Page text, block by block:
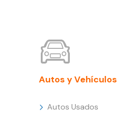
Autos y Vehículos
Autos Usados